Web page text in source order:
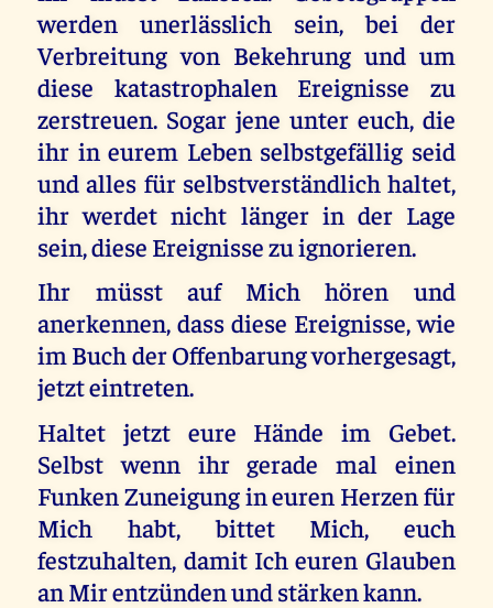
werden unerlässlich sein, bei der
Verbreitung von Bekehrung und um
diese katastrophalen Ereignisse zu
zerstreuen. Sogar jene unter euch, die
ihr in eurem Leben selbstgefällig seid
und alles für selbstverständlich haltet,
ihr werdet nicht länger in der Lage
sein, diese Ereignisse zu ignorieren.
Ihr müsst auf Mich hören und
anerkennen, dass diese Ereignisse, wie
im Buch der Offenbarung vorhergesagt,
jetzt eintreten.
Haltet jetzt eure Hände im Gebet.
Selbst wenn ihr gerade mal einen
Funken Zuneigung in euren Herzen für
Mich habt, bittet Mich, euch
festzuhalten, damit Ich euren Glauben
an Mir entzünden und stärken kann.